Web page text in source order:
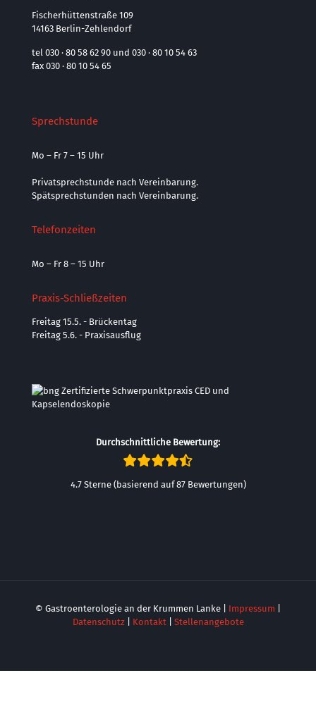
Fischerhüttenstraße 109
14163 Berlin-Zehlendorf
tel 030 · 80 58 62 90 und 030 · 80 10 54 63
fax 030 · 80 10 54 65
Sprechstunde
Mo – Fr 7 – 15 Uhr
Privatsprechstunde nach Vereinbarung.
Spätsprechstunden nach Vereinbarung.
Telefonzeiten
Mo – Fr 8 – 15 Uhr
Praxis-Schließzeiten
Freitag 15.5. - Brückentag
Freitag 5.6. - Praxisausflug
Durchschnittliche Bewertung:
4.7 Sterne (basierend auf 87 Bewertungen)
© Gastroenterologie an der Krummen Lanke | Impressum
Datenschutz| Kontakt| Stellenangebote